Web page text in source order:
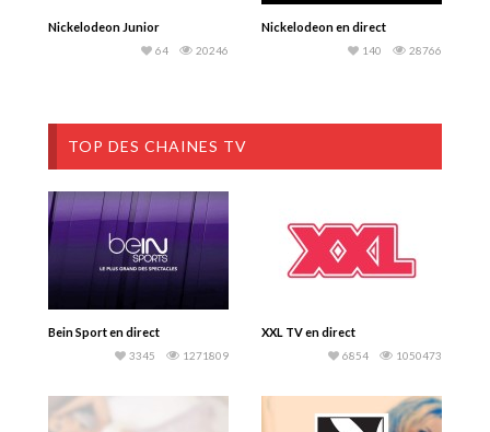
Nickelodeon Junior
20246
64
Nickelodeon en direct
28766
140
TOP DES CHAINES TV
Bein Sport en direct
1271809
3345
XXL TV en direct
1050473
6854